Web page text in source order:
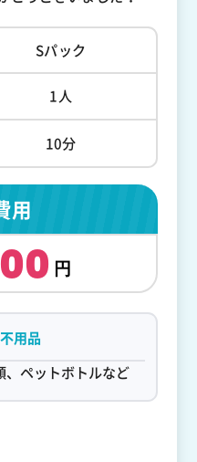
Sパック
1人
10分
用
用品
、ペットボトルなど